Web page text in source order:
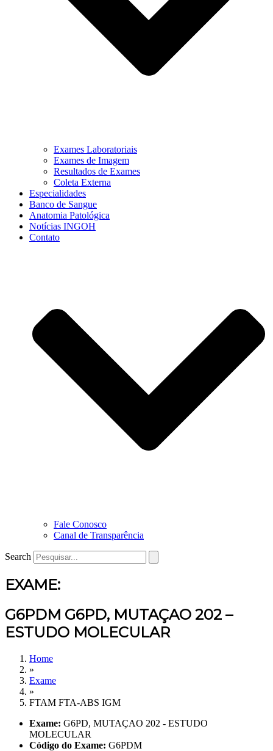
Exames Laboratoriais
Exames de Imagem
Resultados de Exames
Coleta Externa
Especialidades
Banco de Sangue
Anatomia Patológica
Notícias INGOH
Contato
Fale Conosco
Canal de Transparência
Search
EXAME:
G6PDM G6PD, MUTAÇAO 202 –
ESTUDO MOLECULAR
Home
»
Exame
»
FTAM FTA-ABS IGM
Exame: G6PD, MUTAÇAO 202 - ESTUDO
MOLECULAR
Código do Exame: G6PDM